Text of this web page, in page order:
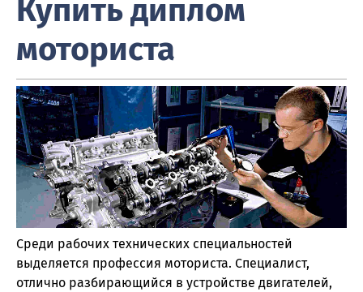
Купить диплом
моториста
Среди рабочих технических специальностей
выделяется профессия моториста. Специалист,
отлично разбирающийся в устройстве двигателей,